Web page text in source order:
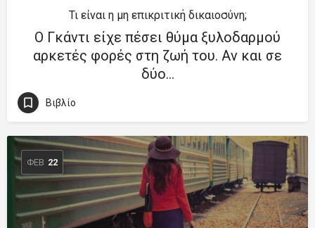
Τι είναι η μη επικριτική δικαιοσύνη;
Ο Γκάντι είχε πέσει θύμα ξυλοδαρμού
αρκετές φορές στη ζωή του. Αν και σε
δύο…
Βιβλίο
ΦΕΒ 22